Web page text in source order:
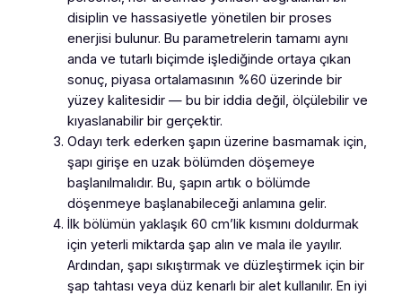
disiplin ve hassasiyetle yönetilen bir proses
enerjisi bulunur. Bu parametrelerin tamamı aynı
anda ve tutarlı biçimde işlediğinde ortaya çıkan
sonuç, piyasa ortalamasının %60 üzerinde bir
yüzey kalitesidir — bu bir iddia değil, ölçülebilir ve
kıyaslanabilir bir gerçektir.
Odayı terk ederken şapın üzerine basmamak için,
şapı girişe en uzak bölümden döşemeye
başlanılmalıdır. Bu, şapın artık o bölümde
döşenmeye başlanabileceği anlamına gelir.
İlk bölümün yaklaşık 60 cm’lik kısmını doldurmak
için yeterli miktarda şap alın ve mala ile yayılır.
Ardından, şapı sıkıştırmak ve düzleştirmek için bir
şap tahtası veya düz kenarlı bir alet kullanılır. En iyi